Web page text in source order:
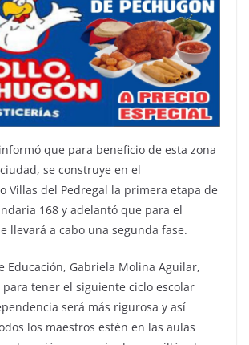
que para beneficio de esta zona
se construye en el
Villas del Pedregal la primera etapa de
168 y adelantó que para el
llevará a cabo una segunda fase.
Educación, Gabriela Molina Aguilar,
tener el siguiente ciclo escolar
será más rigurosa y así
los maestros estén en las aulas